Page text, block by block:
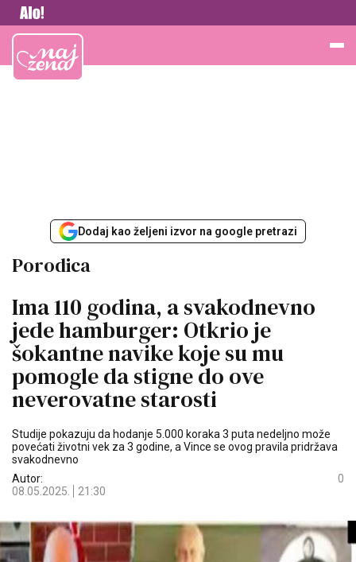
Vesti
Najžena
Dodaj kao željeni izvor na google pretrazi
Porodica
Ima 110 godina, a svakodnevno
jede hamburger: Otkrio je
šokantne navike koje su mu
pomogle da stigne do ove
neverovatne starosti
Studije pokazuju da hodanje 5.000 koraka 3 puta nedeljno može
povećati životni vek za 3 godine, a Vince se ovog pravila pridržava
svakodnevno
Autor:
08.05.2025.
21:30
0